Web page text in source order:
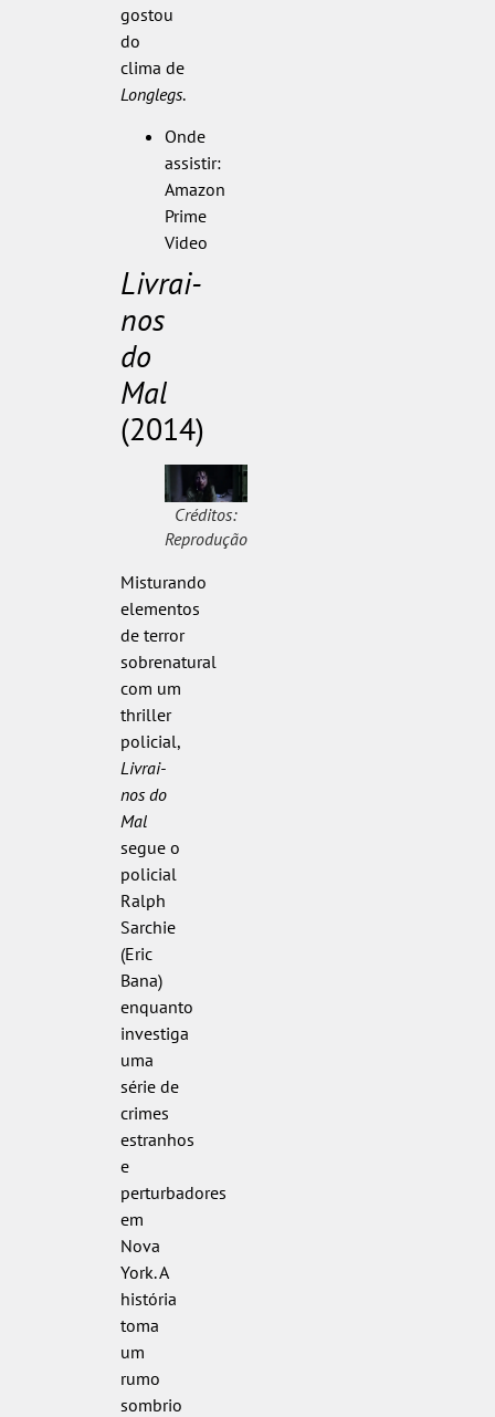
gostou
do
clima de
Longlegs.
Onde
assistir:
Amazon
Prime
Video
Livrai-
nos
do
Mal
(2014)
Créditos:
Reprodução
Misturando
elementos
de terror
sobrenatural
com um
thriller
policial,
Livrai-
nos do
Mal
segue o
policial
Ralph
Sarchie
(Eric
Bana)
enquanto
investiga
uma
série de
crimes
estranhos
e
perturbadores
em
Nova
York. A
história
toma
um
rumo
sombrio